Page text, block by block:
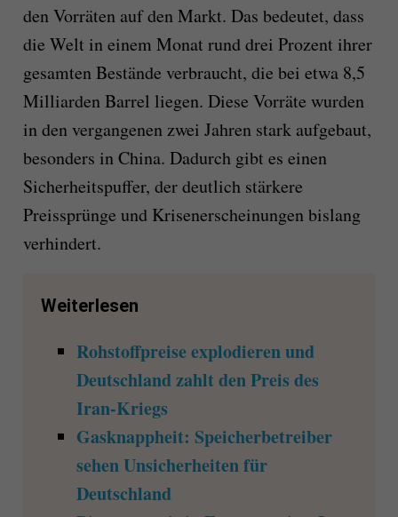
den Vorräten auf den Markt. Das bedeutet, dass
die Welt in einem Monat rund drei Prozent ihrer
gesamten Bestände verbraucht, die bei etwa 8,5
Milliarden Barrel liegen. Diese Vorräte wurden
in den vergangenen zwei Jahren stark aufgebaut,
besonders in China. Dadurch gibt es einen
Sicherheitspuffer, der deutlich stärkere
Preissprünge und Krisenerscheinungen bislang
verhindert.
Weiterlesen
Rohstoffpreise explodieren und
Deutschland zahlt den Preis des
Iran-Kriegs
Gasknappheit: Speicherbetreiber
sehen Unsicherheiten für
Deutschland